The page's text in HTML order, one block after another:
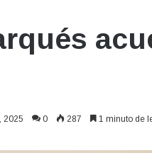
2025 0 287 1 minuto de